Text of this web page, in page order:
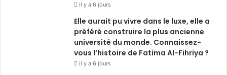
il y a 6 jours
Elle aurait pu vivre dans le luxe, elle a
préféré construire la plus ancienne
université du monde. Connaissez-
vous l’histoire de Fatima Al-Fihriya ?
il y a 6 jours